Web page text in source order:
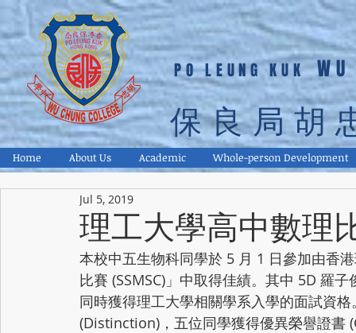
PO LEUNG KUK
保良局胡
Home About Us Academic Whole-person Development
理工大學高中數理
Jul 5, 2019
本校中五生物科同學於 5 月 1 日參加由香
比賽 (SSMSC)」中取得佳績。其中 5D 羅
同時獲得理工大學相關學系入學的面試資
(Distinction)，五位同學獲得優異榮譽證書